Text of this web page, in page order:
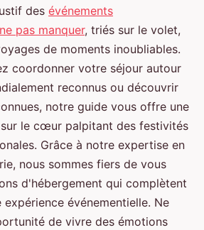
des événements
pas manquer, triés sur le volet,
de moments inoubliables.
coordonner votre séjour autour
reconnus ou découvrir
notre guide vous offre une
le cœur palpitant des festivités
Grâce à notre expertise en
nous sommes fiers de vous
d'hébergement qui complètent
événementielle. Ne
de vivre des émotions